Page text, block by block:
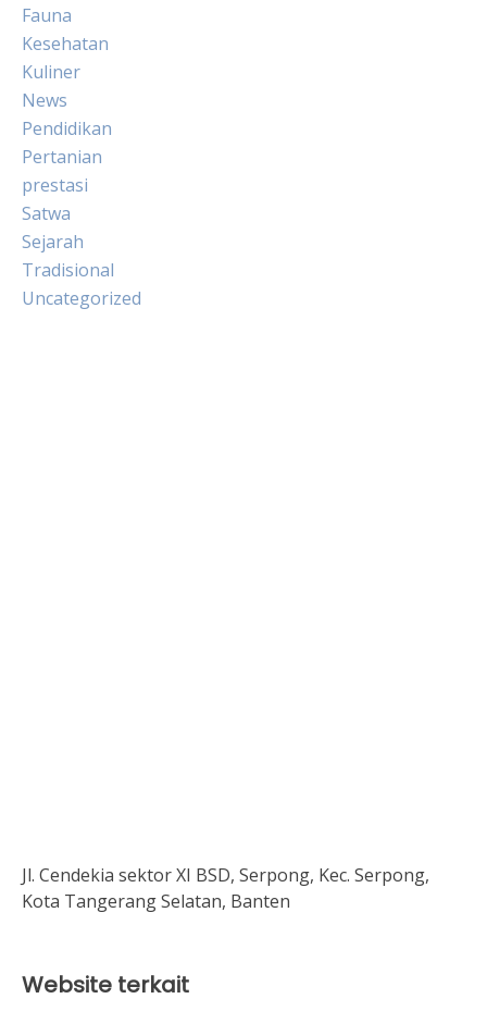
Fauna
Kesehatan
Kuliner
News
Pendidikan
Pertanian
prestasi
Satwa
Sejarah
Tradisional
Uncategorized
Jl. Cendekia sektor XI BSD, Serpong, Kec. Serpong,
Kota Tangerang Selatan, Banten
Website terkait